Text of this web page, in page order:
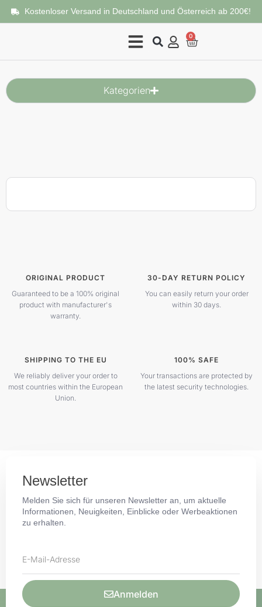
Kostenloser Versand in Deutschland und Österreich ab 200€!
0
Kategorien
Checkout
ORIGINAL PRODUCT
Guaranteed to be a 100% original
product with manufacturer's
warranty.
30-DAY RETURN POLICY
You can easily return your order
within 30 days.
SHIPPING TO THE EU
We reliably deliver your order to
most countries within the European
Union.
100% SAFE
Your transactions are protected by
the latest security technologies.
Newsletter
Melden Sie sich für unseren Newsletter an, um aktuelle
Informationen, Neuigkeiten, Einblicke oder Werbeaktionen
zu erhalten.
Anmelden